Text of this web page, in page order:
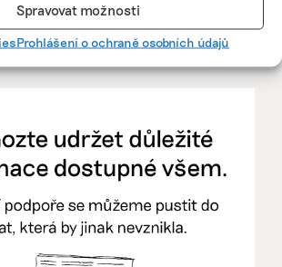
Spravovat možnosti
Prohlášení o ochraně osobních údajů
>